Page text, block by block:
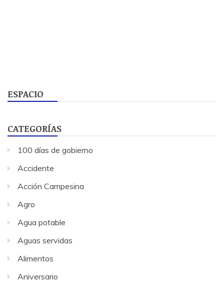
ESPACIO
CATEGORÍAS
100 días de gobierno
Accidente
Acción Campesina
Agro
Agua potable
Aguas servidas
Alimentos
Aniversario